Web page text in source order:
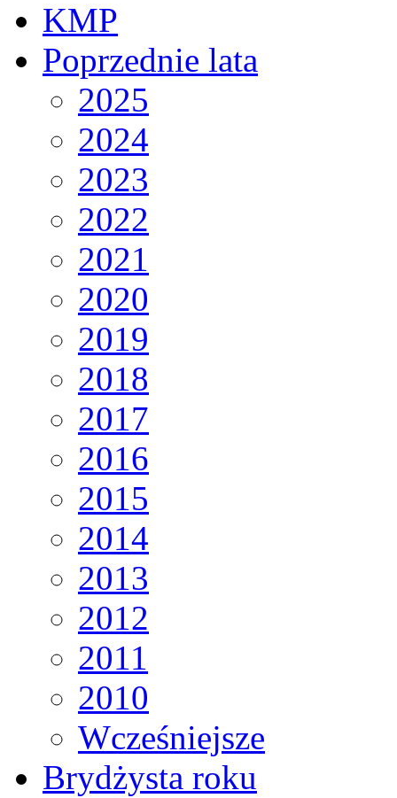
KMP
Poprzednie lata
2025
2024
2023
2022
2021
2020
2019
2018
2017
2016
2015
2014
2013
2012
2011
2010
Wcześniejsze
Brydżysta roku